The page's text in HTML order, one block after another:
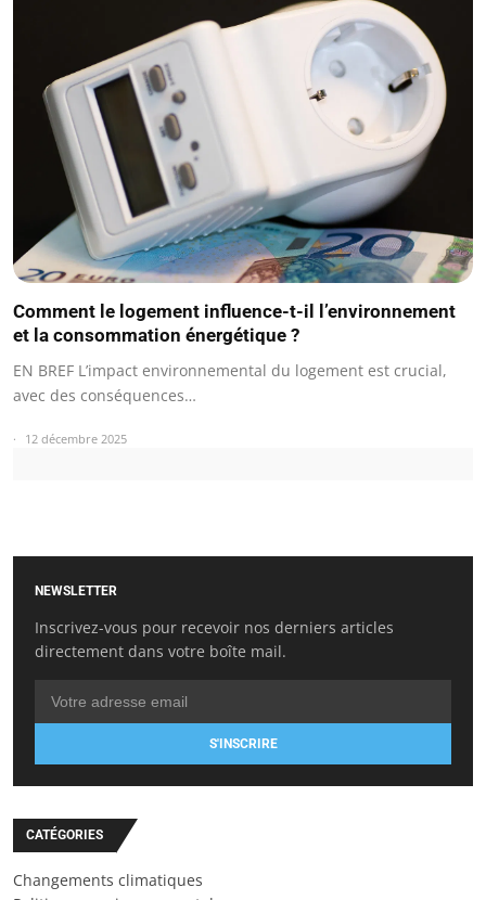
Comment le logement influence-t-il l’environnement
et la consommation énergétique ?
EN BREF L’impact environnemental du logement est crucial,
avec des conséquences…
12 décembre 2025
NEWSLETTER
Inscrivez-vous pour recevoir nos derniers articles
directement dans votre boîte mail.
S'INSCRIRE
CATÉGORIES
Changements climatiques